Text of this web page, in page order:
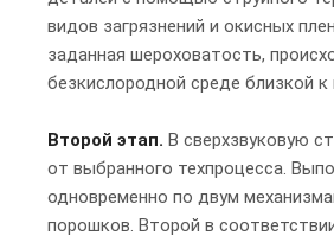
видов загрязнений и окисных
заданная шероховатость,
безкислородной среде близкой
Второй этап. В сверхзвуковую
от выбранного техпроцесса.
одновременно по двум
порошков. Второй в